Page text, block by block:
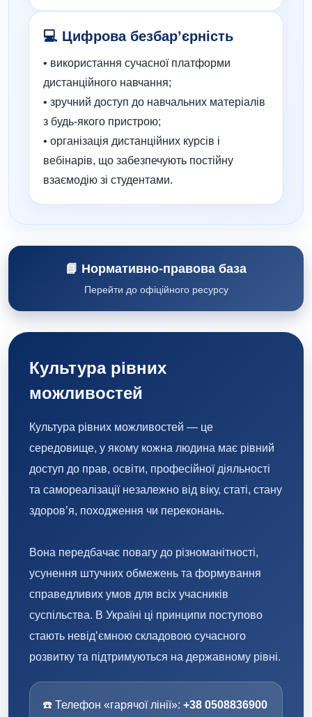
💻 Цифрова безбар’єрність
• використання сучасної платформи
дистанційного навчання;
• зручний доступ до навчальних матеріалів
з будь-якого пристрою;
• організація дистанційних курсів і
вебінарів, що забезпечують постійну
взаємодію зі студентами.
📘 Нормативно-правова база
Перейти до офіційного ресурсу
Культура рівних
можливостей
Культура рівних можливостей — це
середовище, у якому кожна людина має рівний
доступ до прав, освіти, професійної діяльності
та самореалізації незалежно від віку, статі, стану
здоров’я, походження чи переконань.
Вона передбачає повагу до різноманітності,
усунення штучних обмежень та формування
справедливих умов для всіх учасників
суспільства. В Україні ці принципи поступово
стають невід’ємною складовою сучасного
розвитку та підтримуються на державному рівні.
☎️ Телефон «гарячої лінії»: +38 0508836900